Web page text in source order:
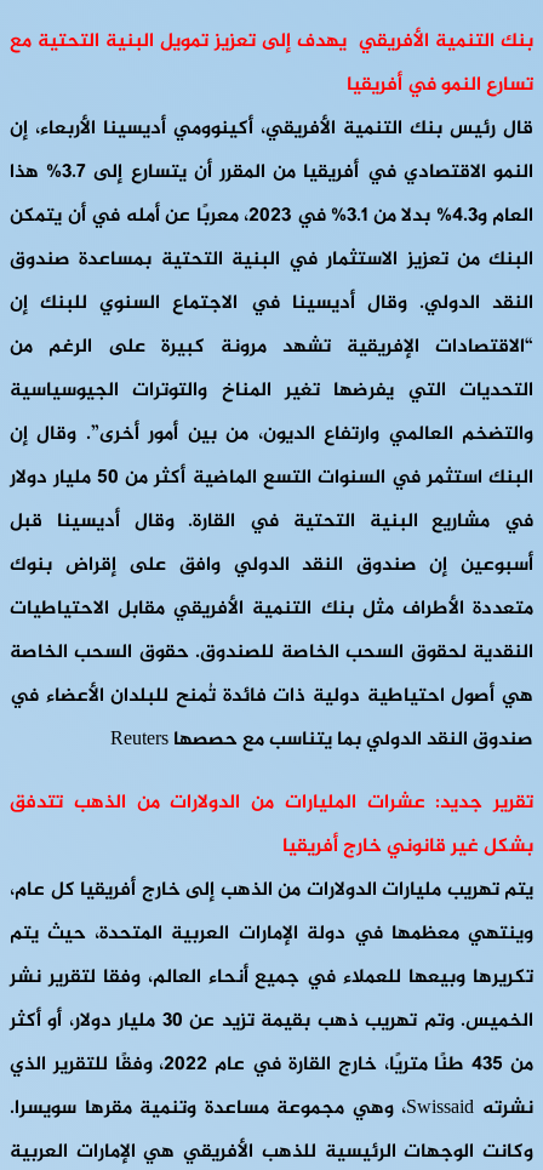
بنك التنمية الأفريقي يهدف إلى تعزيز تمويل البنية التحتية مع
تسارع النمو في أفريقيا
قال رئيس بنك التنمية الأفريقي، أكينوومي أديسينا الأربعاء، إن
النمو الاقتصادي في أفريقيا من المقرر أن يتسارع إلى 3.7% هذا
العام و4.3% بدلا من 3.1% في 2023، معربًا عن أمله في أن يتمكن
البنك من تعزيز الاستثمار في البنية التحتية بمساعدة صندوق
النقد الدولي. وقال أديسينا في الاجتماع السنوي للبنك إن
“الاقتصادات الإفريقية تشهد مرونة كبيرة على الرغم من
التحديات التي يفرضها تغير المناخ والتوترات الجيوسياسية
والتضخم العالمي وارتفاع الديون، من بين أمور أخرى”. وقال إن
البنك استثمر في السنوات التسع الماضية أكثر من 50 مليار دولار
في مشاريع البنية التحتية في القارة. وقال أديسينا قبل
أسبوعين إن صندوق النقد الدولي وافق على إقراض بنوك
متعددة الأطراف مثل بنك التنمية الأفريقي مقابل الاحتياطيات
النقدية لحقوق السحب الخاصة للصندوق. حقوق السحب الخاصة
هي أصول احتياطية دولية ذات فائدة تُمنح للبلدان الأعضاء في
صندوق النقد الدولي بما يتناسب مع حصصها Reuters
تقرير جديد: عشرات المليارات من الدولارات من الذهب تتدفق
بشكل غير قانوني خارج أفريقيا
يتم تهريب مليارات الدولارات من الذهب إلى خارج أفريقيا كل عام،
وينتهي معظمها في دولة الإمارات العربية المتحدة، حيث يتم
تكريرها وبيعها للعملاء في جميع أنحاء العالم، وفقا لتقرير نشر
الخميس. وتم تهريب ذهب بقيمة تزيد عن 30 مليار دولار، أو أكثر
من 435 طنًا متريًا، خارج القارة في عام 2022، وفقًا للتقرير الذي
نشرته Swissaid، وهي مجموعة مساعدة وتنمية مقرها سويسرا.
وكانت الوجهات الرئيسية للذهب الأفريقي هي الإمارات العربية